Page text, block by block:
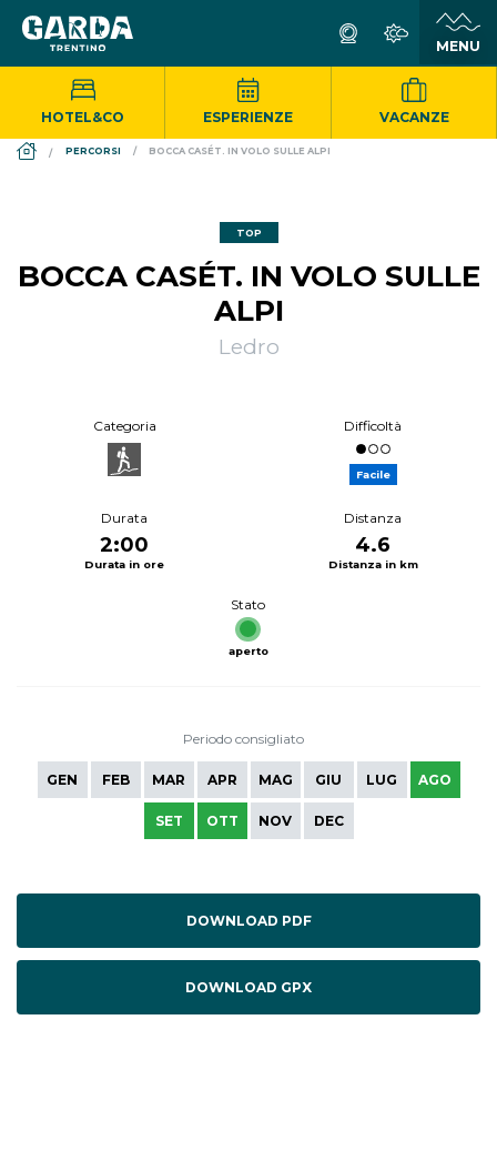
HOTEL&CO ESPERIENZE VACANZE
DS_BREADCRUMB.HOME
PERCORSI BOCCA CASÉT. IN VOLO SULLE ALPI
TOP
BOCCA CASÉT. IN VOLO SULLE
ALPI
Ledro
Categoria Difficoltà
Facile
Durata
2:00
Durata in ore
Distanza
4.6
Distanza in km
Stato
aperto
Periodo consigliato
GEN FEB MAR APR MAG GIU LUG AGO
SET OTT NOV DEC
DOWNLOAD PDF
DOWNLOAD GPX